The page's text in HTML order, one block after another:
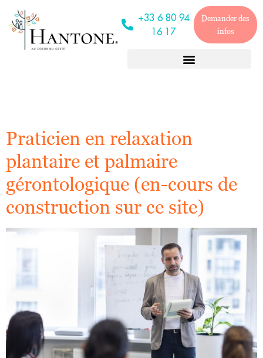
+33 6 80 94
16 17
Demander des
infos
Ville : Troyes
Praticien en relaxation
plantaire et palmaire
gérontologique (en-cours de
construction sur ce site)